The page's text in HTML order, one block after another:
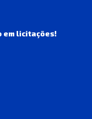
em licitações!